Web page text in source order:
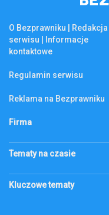
O Bezprawniku | Redakcja
serwisu | Informacje
kontaktowe
Regulamin serwisu
Reklama na Bezprawniku
Firma
KSeF
Tematy na czasie
Złoto
Kluczowe tematy